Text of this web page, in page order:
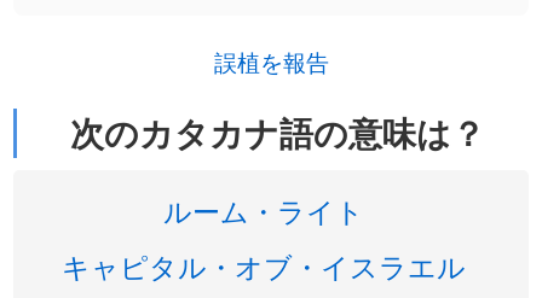
誤植を報告
次のカタカナ語の意味は？
ルーム・ライト
キャピタル・オブ・イスラエル